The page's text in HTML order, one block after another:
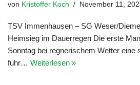
von Kristoffer Koch November 11,
TSV Immenhausen – SG Weser/
Heimsieg im Dauerregen Die erste
Sonntag bei regnerischem Wetter eine
fuhr… Weiterlesen »